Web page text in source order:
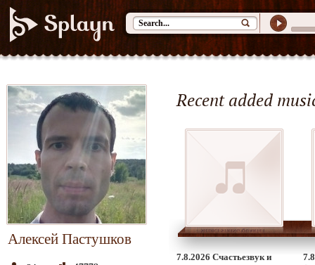
Алексей Пастушков
Recent added
7.8.2026 Счастьезвук и